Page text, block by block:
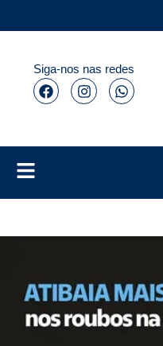
Siga-nos nas redes